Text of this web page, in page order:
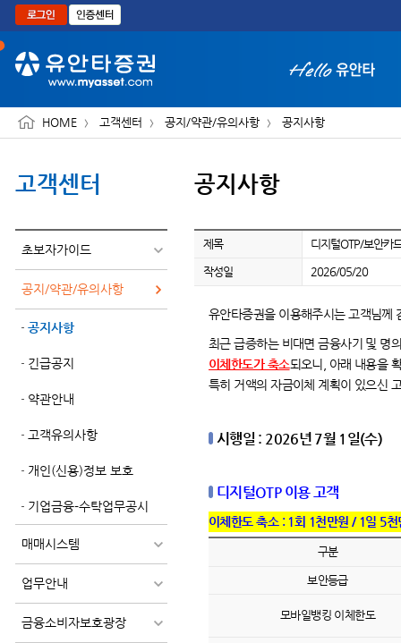
본문으로 바로가기
HOME 고객센터 공지/약관/유의사항 공지사항
고객센터
초보자가이드
공지/약관/유의사항
공지사항
긴급공지
약관안내
고객유의사항
개인(신용)정보 보호
기업금융-수탁업무공시
매매시스템
업무안내
금융소비자보호광장
공지사항
제목 디지털OTP/보안카
작성일 2026/05/20
유안타증권을 이용해주시는 고객님께
최근 급증하는 비대면 금융사기 및 명
이체한도가 축소되오니, 아래 내용을
특히 거액의 자금이체 계획이 있으신
시행일 : 2026년 7월 1일(수)
디지털OTP 이용 고객
이체한도 축소 : 1회 1천만원 / 1일 5
구분
보안등급
모바일뱅킹 이체한도